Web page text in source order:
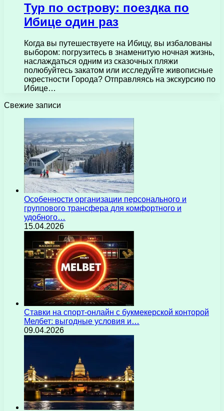
Тур по острову: поездка по
Ибице один раз
Когда вы путешествуете на Ибицу, вы избалованы
выбором: погрузитесь в знаменитую ночная жизнь,
наслаждаться одним из сказочных пляжи
полюбуйтесь закатом или исследуйте живописные
окрестности Города? Отправляясь на экскурсию по
Ибице…
Свежие записи
Особенности организации персонального и
группового трансфера для комфортного и
удобного…
15.04.2026
Ставки на спорт-онлайн с букмекерской конторой
Мелбет: выгодные условия и…
09.04.2026